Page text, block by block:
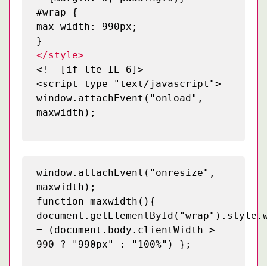
#wrap {
max-width: 990px;
}
</style>
<!--[if lte IE 6]>
<script type="text/javascript">
window.attachEvent("onload",
maxwidth);
window.attachEvent("onresize",
maxwidth);
function maxwidth(){
= (document.body.clientWidth >
990 ? "990px" : "100%") };